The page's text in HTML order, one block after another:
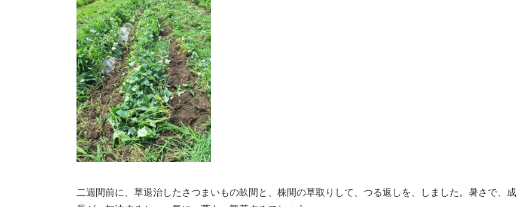
二週間前に、草退治したさつまいもの畝間と、株間の草取りして、つる返しを、しました。暑さで、成